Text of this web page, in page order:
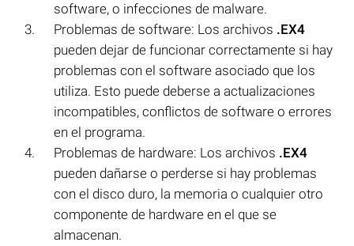
software, o infecciones de malware.
Problemas de software: Los archivos .EX4
pueden dejar de funcionar correctamente si hay
problemas con el software asociado que los
utiliza. Esto puede deberse a actualizaciones
incompatibles, conflictos de software o errores
en el programa.
Problemas de hardware: Los archivos .EX4
pueden dañarse o perderse si hay problemas
con el disco duro, la memoria o cualquier otro
componente de hardware en el que se
almacenan.